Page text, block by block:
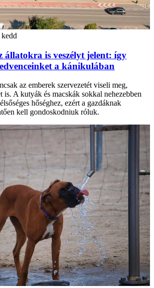
állatokra is veszélyt jelent: így
a kánikulában
az emberek szervezetét viseli meg,
is. A kutyák és macskák sokkal nehezebben
hőséghez, ezért a gazdáknak
kell gondoskodniuk róluk.